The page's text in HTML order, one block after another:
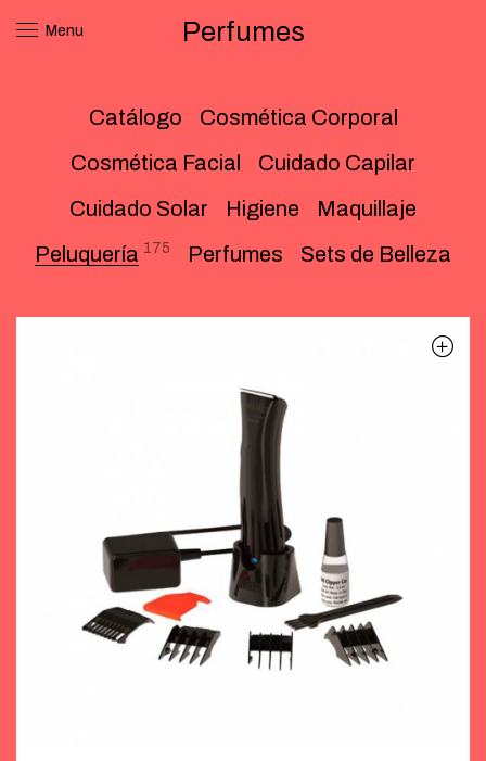
Menu Perfumes
Catálogo
Cosmética Corporal
Cosmética Facial
Cuidado Capilar
Cuidado Solar
Higiene
Maquillaje
Peluquería 175 Perfumes Sets de Belleza